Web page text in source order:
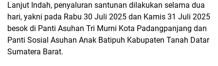
Lanjut Indah, penyaluran santunan dilakukan selama dua
hari, yakni pada Rabu 30 Juli 2025 dan Kamis 31 Juli 2025
besok di Panti Asuhan Tri Murni Kota Padangpanjang dan
Panti Sosial Asuhan Anak Batipuh Kabupaten Tanah Datar
Sumatera Barat.